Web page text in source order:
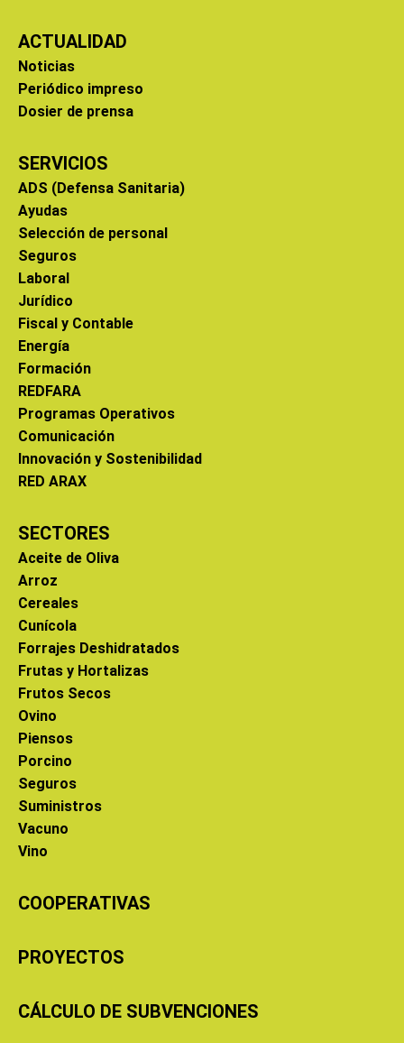
ACTUALIDAD
Noticias
Periódico impreso
Dosier de prensa
SERVICIOS
ADS (Defensa Sanitaria)
Ayudas
Selección de personal
Seguros
Laboral
Jurídico
Fiscal y Contable
Energía
Formación
REDFARA
Programas Operativos
Comunicación
Innovación y Sostenibilidad
RED ARAX
SECTORES
Aceite de Oliva
Arroz
Cereales
Cunícola
Forrajes Deshidratados
Frutas y Hortalizas
Frutos Secos
Ovino
Piensos
Porcino
Seguros
Suministros
Vacuno
Vino
COOPERATIVAS
PROYECTOS
CÁLCULO DE SUBVENCIONES